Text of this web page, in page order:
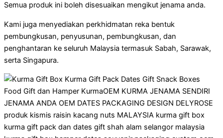
Semua produk ini boleh disesuaikan mengikut jenama anda.
Kami juga menyediakan perkhidmatan reka bentuk
pembungkusan, penyusunan, pembungkusan, dan
penghantaran ke seluruh Malaysia termasuk Sabah, Sarawak,
serta Singapura.